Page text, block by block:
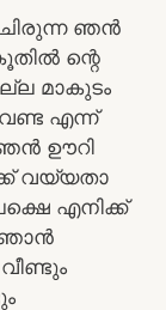
ഞൻ
ന്റെ
മാകുടം
എന്ന്
ഊറി
വയ്യതാ
എനിക്ക്